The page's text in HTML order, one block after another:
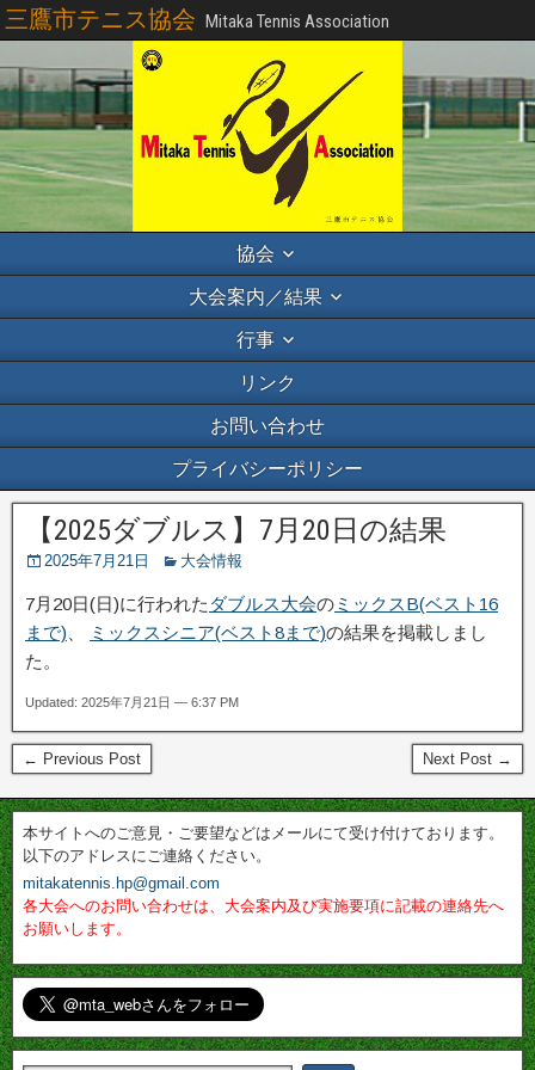
三鷹市テニス協会 Mitaka Tennis Association
協会
大会案内／結果
行事
リンク
お問い合わせ
プライバシーポリシー
【2025ダブルス】7月20日の結果
2025年7月21日 大会情報
7月20日(日)に行われた ダブルス大会のミックスB(ベスト16
まで)
ミックスシニア(ベスト8まで)の結果を掲載しまし
た。
Updated: 2025年7月21日 — 6:37 PM
← Previous Post Next Post →
本サイトへのご意見・ご要望などはメールにて受け付けております。
以下のアドレスにご連絡ください。
mitakatennis.hp@gmail.com
各大会へのお問い合わせは、大会案内及び実施要項に記載の連絡先へ
お願いします。